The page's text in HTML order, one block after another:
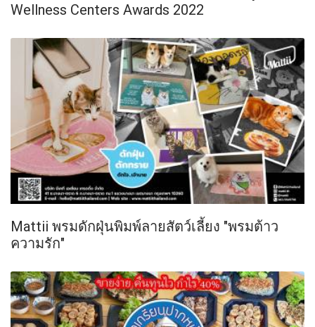
Wellness Centers Awards 2022
Mattii พรมดักฝุ่นพิมพ์ลายสัตว์เลี้ยง "พรมต้าว
ความรัก"